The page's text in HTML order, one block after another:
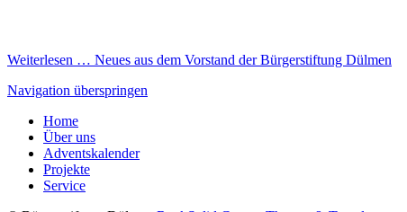
Weiterlesen … Neues aus dem Vorstand der Bürgerstiftung Dülmen
Navigation überspringen
Home
Über uns
Adventskalender
Projekte
Service